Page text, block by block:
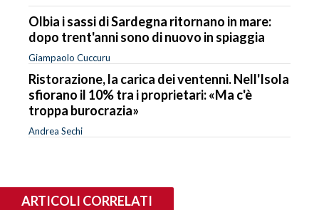
Olbia i sassi di Sardegna ritornano in mare:
dopo trent'anni sono di nuovo in spiaggia
Giampaolo Cuccuru
Ristorazione, la carica dei ventenni. Nell'Isola
sfiorano il 10% tra i proprietari: «Ma c'è
troppa burocrazia»
Andrea Sechi
ARTICOLI CORRELATI